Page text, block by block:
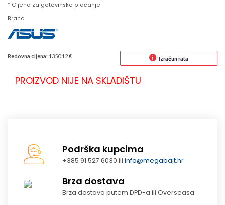
* Cijena za gotovinsko plaćanje
Brand
Redovna cijena: 1350.12 € Izračun rata
PROIZVOD NIJE NA SKLADIŠTU
Podrška kupcima
+385 91 527 6030 iliinfo@megabajt.hr
Brza dostava
Brza dostava putem DPD-a ili Overseasa